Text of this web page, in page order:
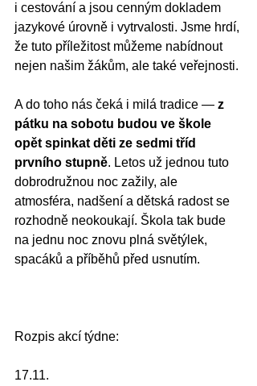
i cestování a jsou cenným dokladem
jazykové úrovně i vytrvalosti. Jsme hrdí,
že tuto příležitost můžeme nabídnout
nejen našim žákům, ale také veřejnosti.
A do toho nás čeká i milá tradice — z
pátku na sobotu budou ve škole
opět spinkat děti ze sedmi tříd
prvního stupně. Letos už jednou tuto
dobrodružnou noc zažily, ale
atmosféra, nadšení a dětská radost se
rozhodně neokoukají. Škola tak bude
na jednu noc znovu plná světýlek,
spacáků a příběhů před usnutím.
Rozpis akcí týdne:
17.11.